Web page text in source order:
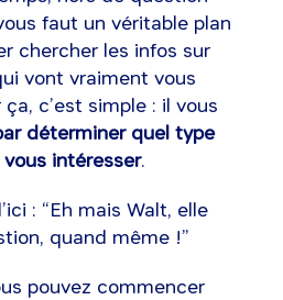
faut un véritable plan
chercher les infos sur
vont vraiment vous
c’est simple : il vous
déterminer quel type
intéresser.
: “Eh mais Walt, elle
quand même !”
pouvez commencer